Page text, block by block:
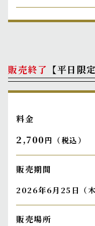
販売終了 【平日限
料金
2,700円（税込）
販売期間
2026年6月25日（
販売場所